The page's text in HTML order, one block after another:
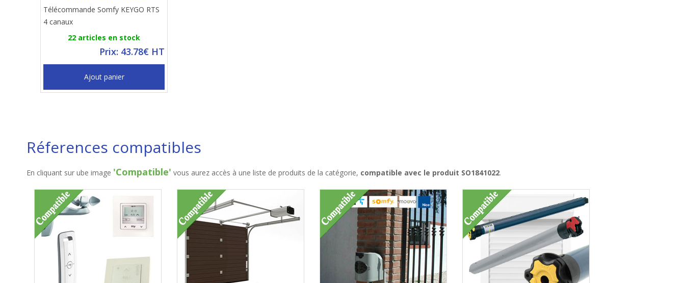
Télécommande Somfy KEYGO RTS
4 canaux
22 articles en stock
Prix: 43.78€ HT
Ajout panier
Réferences compatibles
En cliquant sur ube image 'Compatible' vous aurez accès à une liste de produits de la catégorie, compatible avec le produit SO1841022.